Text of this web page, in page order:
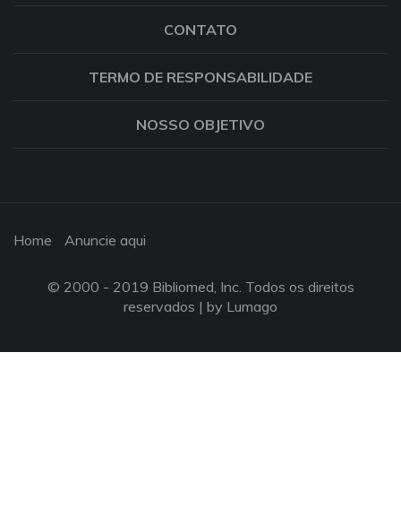
CONTATO
TERMO DE RESPONSABILIDADE
NOSSO OBJETIVO
Home Anuncie aqui
© 2000 - 2019 Bibliomed, Inc. Todos os direitos
reservados | by Lumago